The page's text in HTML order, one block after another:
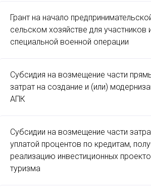
Грант на начало
сельском хозяйстве для участников
специальной военной операции
Субсидия на возмещение части
затрат на создание и (или)
АПК
Субсидии на возмещение части
уплатой процентов по кредитам,
реализацию инвестиционных
туризма